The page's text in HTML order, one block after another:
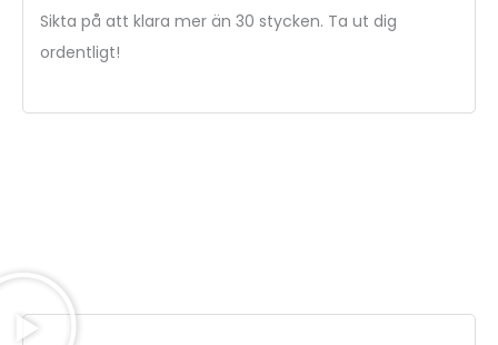
Sikta på att klara mer än 30 stycken. Ta ut dig
ordentligt!